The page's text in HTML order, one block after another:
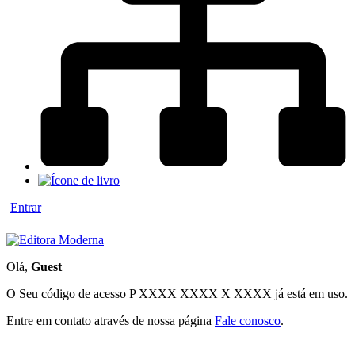
Entrar
Olá, Guest
O Seu código de acesso P XXXX XXXX X XXXX já está em uso.
Entre em contato através de nossa página Fale conosco.